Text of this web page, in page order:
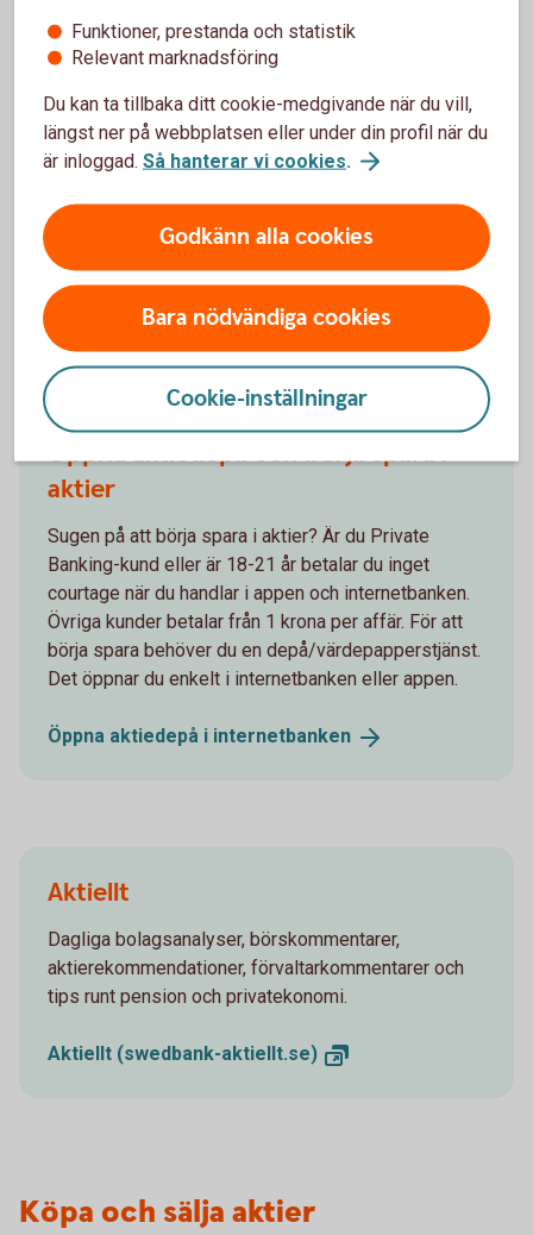
minimera riskerna i ditt aktiesparande. Du får även
information om olika verktyg som du kan använda för
att prognostisera en akties förväntade
kursutveckling baserat på dess historiska
rörelsemönster.
Van aktiehandlare –
Kom igång med aktier!
Öppna aktiedepå och börja spara i
aktier
Sugen på att börja spara i aktier? Är du Private
Banking-kund eller är 18-21 år betalar du inget
courtage när du handlar i appen och internetbanken.
Övriga kunder betalar från 1 krona per affär. För att
börja spara behöver du en depå/värdepapperstjänst.
Det öppnar du enkelt i internetbanken eller appen.
Öppna aktiedepå i internetbanken
Aktiellt
Dagliga bolagsanalyser, börskommentarer,
aktierekommendationer, förvaltarkommentarer och
tips runt pension och privatekonomi.
Aktiellt (swedbank-aktiellt.se)
Köpa och sälja aktier
Funktioner, prestanda och statistik
Relevant marknadsföring
Du kan ta tillbaka ditt cookie-medgivande när du vill,
längst ner på webbplatsen eller under din profil när du
är inloggad. Så hanterar vi cookies.
Godkänn alla cookies
Bara nödvändiga cookies
Cookie-inställningar